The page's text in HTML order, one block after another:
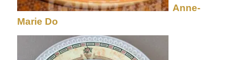
Anne-
Marie Do